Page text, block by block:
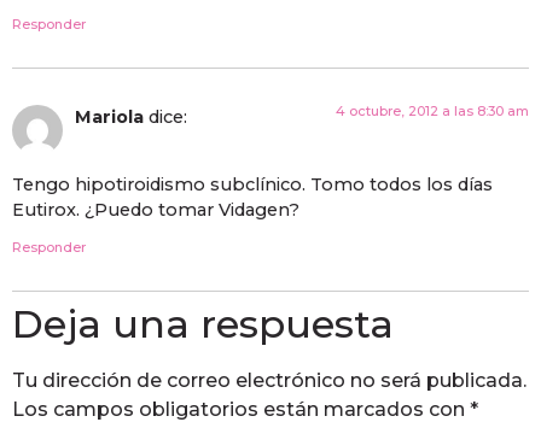
Responder
Mariola dice: 4 octubre, 2012 a las 8:30 am
Tengo hipotiroidismo subclínico. Tomo todos los días
Eutirox. ¿Puedo tomar Vidagen?
Responder
Deja una respuesta
Tu dirección de correo electrónico no será publicada.
Los campos obligatorios están marcados con *